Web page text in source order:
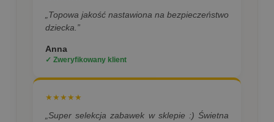
„Topowa jakość nastawiona na bezpieczeństwo
dziecka.”
Anna
✓ Zweryfikowany klient
★★★★★
„Super selekcja zabawek w sklepie :) Świetna